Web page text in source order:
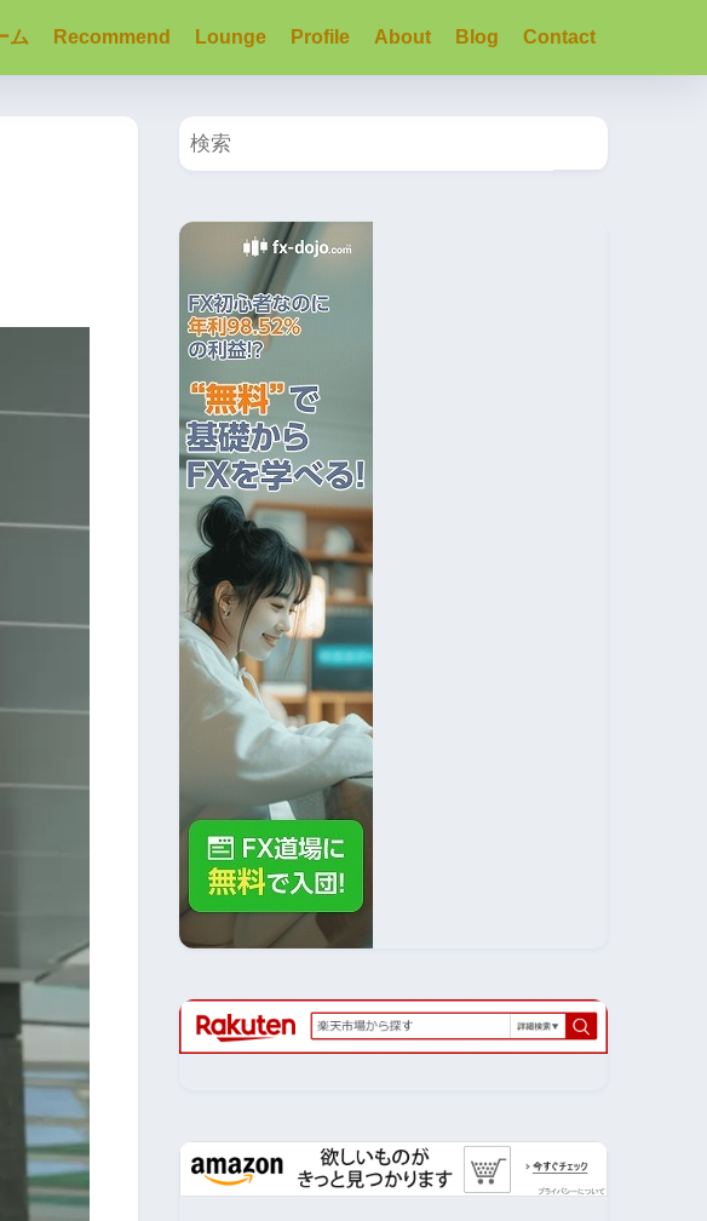
ム Recommend Lounge Profile About Blog Contact